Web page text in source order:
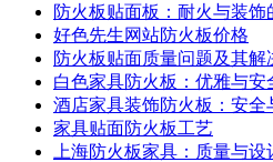
防火板贴面板：耐火与装
好色先生网站防火板价格
防火板贴面质量问题及其解
白色家具防火板：优雅与
酒店家具装饰防火板：
家具贴面防火板工艺
上海防火板家具：质量与